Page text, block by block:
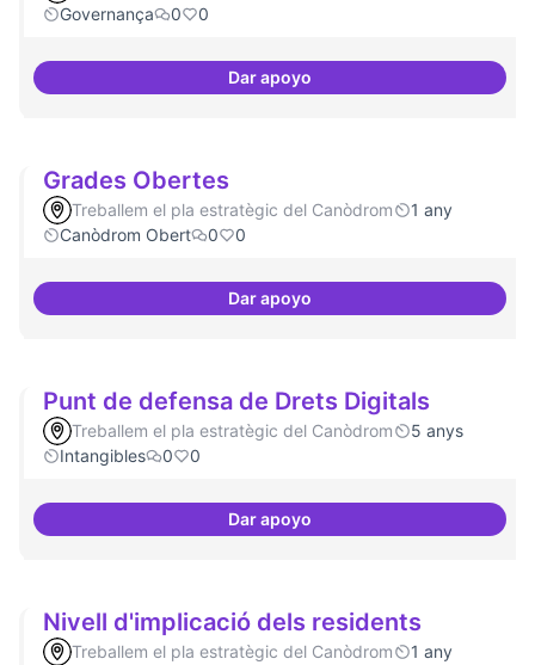
Governança
0 0
Dar apoyoProcés participatiu
Grades Obertes
Treballem el pla estratègic del Canòdrom
1 any
Canòdrom Obert
0 0
Dar apoyoGrades Obertes
Punt de defensa de Drets Digitals
Treballem el pla estratègic del Canòdrom
5 anys
Intangibles
0 0
Dar apoyoPunt de defensa de Drets
Nivell d'implicació dels residents
Treballem el pla estratègic del Canòdrom
1 any